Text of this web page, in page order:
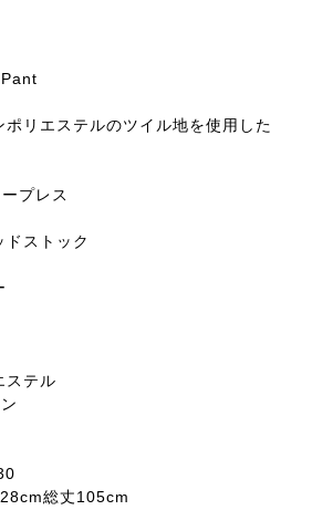
リエステルのツイル地を使用した
プレス
ドストック
ステル
総丈105cm